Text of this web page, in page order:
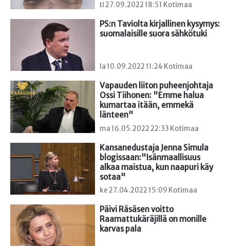
ti 27.09.2022 18:51 Kotimaa
PS:n Taviolta kirjallinen kysymys:
suomalaisille suora sähkötuki
la 10.09.2022 11:24 Kotimaa
Vapauden liiton puheenjohtaja
Ossi Tiihonen: "Emme halua
kumartaa itään, emmekä
länteen"
ma 16.05.2022 22:33 Kotimaa
Kansanedustaja Jenna Simula
blogissaan:"Isänmaallisuus
alkaa maistua, kun naapuri käy
sotaa"
ke 27.04.2022 15:09 Kotimaa
Päivi Räsäsen voitto
Raamattukäräjillä on monille
karvas pala